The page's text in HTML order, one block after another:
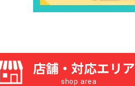
店舗・対応エリア
shop area